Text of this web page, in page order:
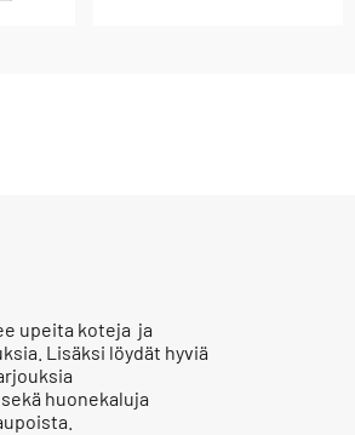
upeita koteja ja
Lisäksi löydät hyviä
huonekaluja